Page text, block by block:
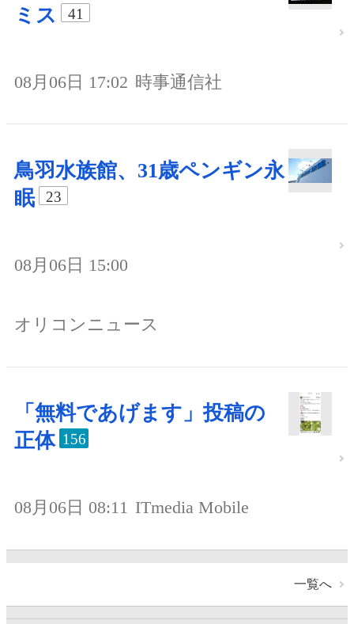
ミス
41
08月06日 17:02 時事通信社
鳥羽水族館、31歳ペンギン永
眠
23
08月06日 15:00
オリコンニュース
「無料であげます」投稿の
正体 156
08月06日 08:11 ITmedia Mobile
一覧へ